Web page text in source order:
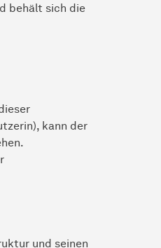
behält sich die
kann der
und seinen